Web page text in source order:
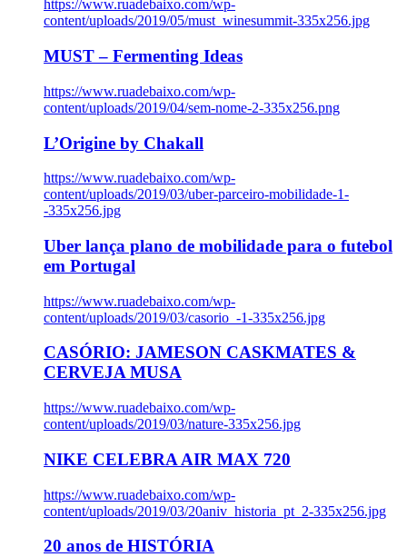
https://www.ruadebaixo.com/wp-
content/uploads/2019/05/must_winesummit-335x256.jpg
MUST – Fermenting Ideas
https://www.ruadebaixo.com/wp-
content/uploads/2019/04/sem-nome-2-335x256.png
L’Origine by Chakall
https://www.ruadebaixo.com/wp-
content/uploads/2019/03/uber-parceiro-mobilidade-1-
-335x256.jpg
Uber lança plano de mobilidade para o futebol
em Portugal
https://www.ruadebaixo.com/wp-
content/uploads/2019/03/casorio_-1-335x256.jpg
CASÓRIO: JAMESON CASKMATES &
CERVEJA MUSA
https://www.ruadebaixo.com/wp-
content/uploads/2019/03/nature-335x256.jpg
NIKE CELEBRA AIR MAX 720
https://www.ruadebaixo.com/wp-
content/uploads/2019/03/20aniv_historia_pt_2-335x256.jpg
20 anos de HISTÓRIA